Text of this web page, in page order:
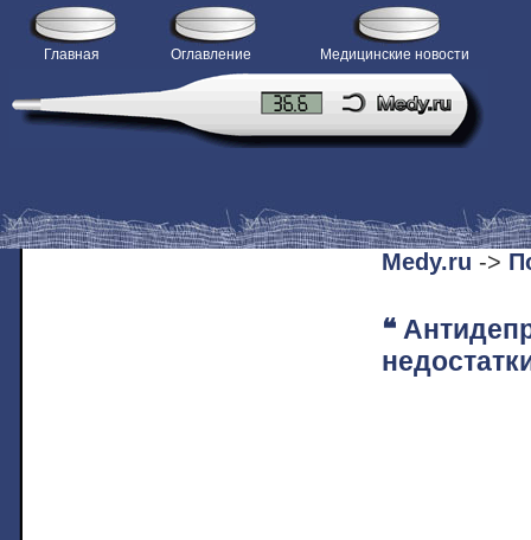
Главная Оглавление Медицинские новости
Medy.ru ->
❝